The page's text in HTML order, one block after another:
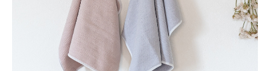
おすすめの記事